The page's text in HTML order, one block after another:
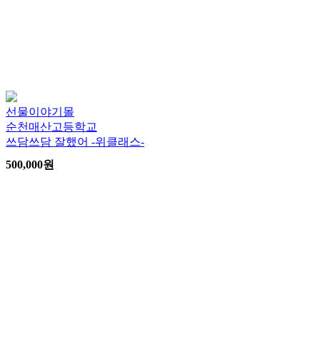
선물이야기몰
순천매산고등학교
쓰담쓰담 잘했어 -위클래스-
500,000원